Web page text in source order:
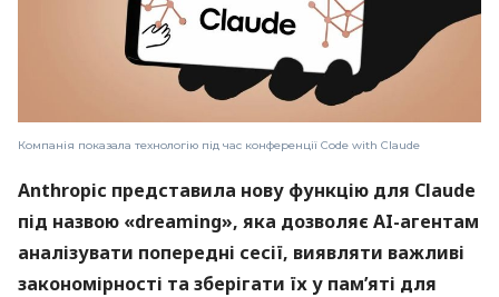
Компанія показала технологію під час конференції Code with Claude
Anthropic представила нову функцію для Claude
під назвою «dreaming», яка дозволяє AI-агентам
аналізувати попередні сесії, виявляти важливі
закономірності та зберігати їх у пам’яті для